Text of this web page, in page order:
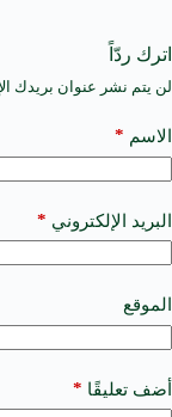
اترك ردّاً
لن يتم نشر عنوان بريدك
الاسم *
البريد الإلكتروني *
الموقع
أضف تعليقًا *
A
t
e
a
t
i
e
: